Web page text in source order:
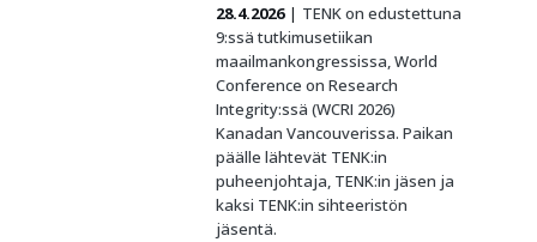
28.4.2026
TENK on edustettuna
9:ssä tutkimusetiikan
maailmankongressissa, World
Conference on Research
Integrity:ssä (WCRI 2026)
Kanadan Vancouverissa. Paikan
päälle lähtevät TENK:in
puheenjohtaja, TENK:in jäsen ja
kaksi TENK:in sihteeristön
jäsentä.